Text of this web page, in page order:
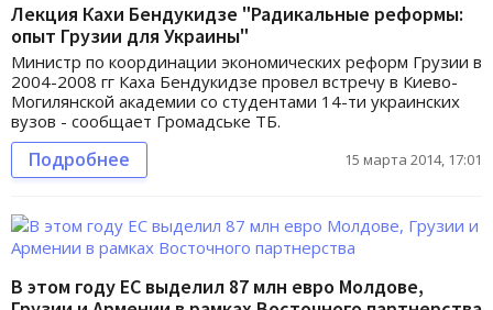
Лекция Кахи Бендукидзе "Радикальные реформы:
опыт Грузии для Украины"
Министр по координации экономических реформ Грузии в
2004-2008 гг Каха Бендукидзе провел встречу в Киево-
Могилянской академии со студентами 14-ти украинских
вузов - сообщает Громадське ТБ.
Подробнее 15 марта 2014, 17:01
В этом году ЕС выделил 87 млн евро Молдове,